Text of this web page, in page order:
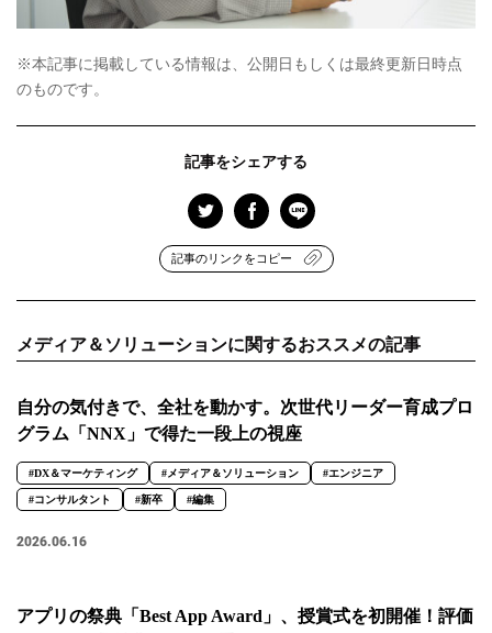
※本記事に掲載している情報は、公開日もしくは最終更新日時点
のものです。
記事をシェアする
記事のリンクをコピー
メディア＆ソリューションに関するおススメの記事
自分の気付きで、全社を動かす。次世代リーダー育成プロ
グラム「NNX」で得た一段上の視座
#DX＆マーケティング #メディア＆ソリューション #エンジニア
#コンサルタント #新卒 #編集
2026.06.16
アプリの祭典「Best App Award」、授賞式を初開催！評価